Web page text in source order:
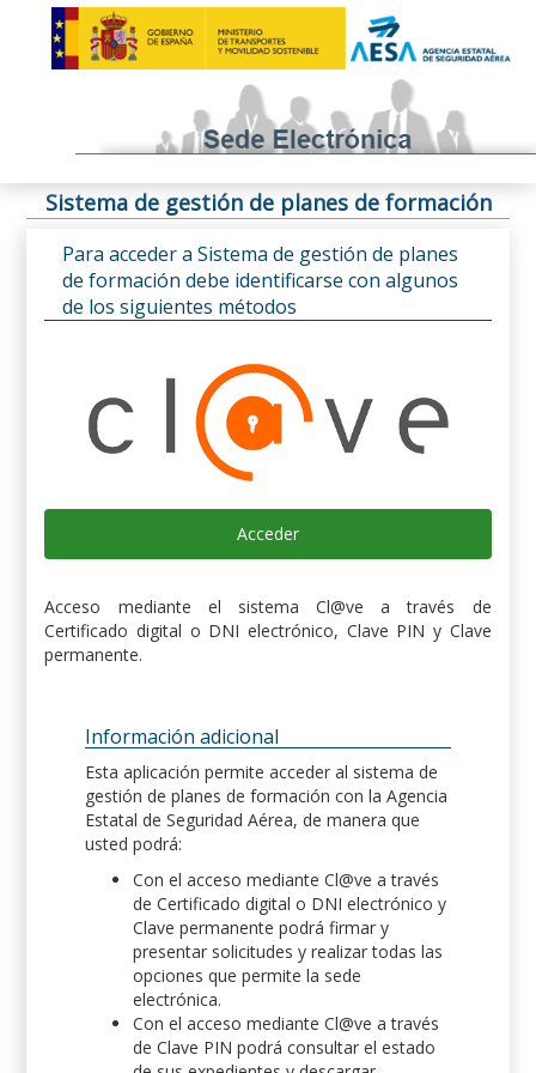
Sistema de gestión de planes de formación
Para acceder a Sistema de gestión de planes
de formación debe identificarse con algunos
de los siguientes métodos
Acceder
Acceso mediante el sistema Cl@ve a través de
Certificado digital o DNI electrónico, Clave PIN y Clave
permanente.
Información adicional
Esta aplicación permite acceder al sistema de
gestión de planes de formación con la Agencia
Estatal de Seguridad Aérea, de manera que
usted podrá:
Con el acceso mediante Cl@ve a través
de Certificado digital o DNI electrónico y
Clave permanente podrá firmar y
presentar solicitudes y realizar todas las
opciones que permite la sede
electrónica.
Con el acceso mediante Cl@ve a través
de Clave PIN podrá consultar el estado